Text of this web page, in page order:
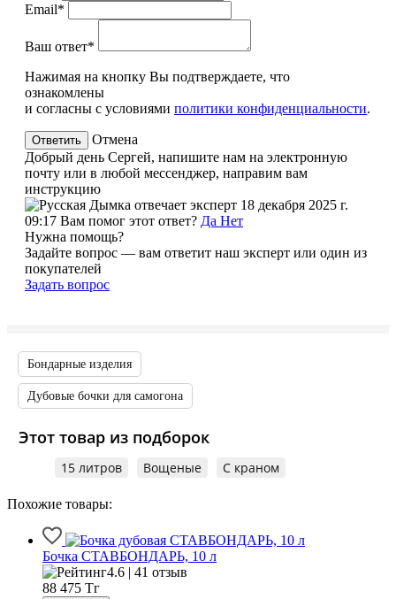
Email*
Ваш ответ*
Нажимая на кнопку Вы подтверждаете, что
ознакомлены
и согласны с условиями политики конфиденциальности.
Отмена
Добрый день Сергей, напишите нам на электронную
почту или в любой мессенджер, направим вам
инструкцию
эксперт 18 декабря 2025 г.
09:17 Вам помог этот ответ? Да Нет
Нужна помощь?
Задайте вопрос — вам ответит наш эксперт или один из
покупателей
Задать вопрос
Бондарные изделия
Дубовые бочки для самогона
Этот товар из подборок
15 литров Вощеные С краном
Похожие товары:
Бочка СТАВБОНДАРЬ, 10 л
4.6 | 41 отзыв
88 475 Тг